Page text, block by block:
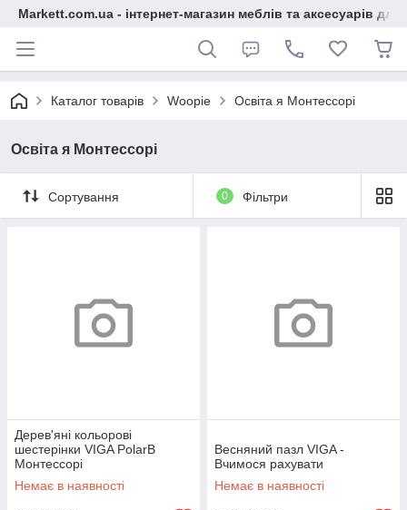
Markett.com.ua - інтернет-магазин меблів та аксесуарів для
Каталог товарів Woopie Освіта я Монтессорі
Освіта я Монтессорі
Сортування 0 Фільтри
Дерев'яні кольорові
шестерінки VIGA PolarB
Монтессорі
Немає в наявності
Весняний пазл VIGA -
Вчимося рахувати
Немає в наявності